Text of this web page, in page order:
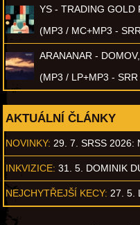
YS - TRADING GOLD
(MP3 / MC+MP3 -
ARANANAR -
(MP3 / LP+MP3 - SRR
AKTUÁLNÍ ČLÁNKY
NOVINKY: 29. 7. SRSS 2026:
INKVIZICE: 31. 5. DOMINIK
NEJCHYTŘEJŠÍ KECY: 27. 5.